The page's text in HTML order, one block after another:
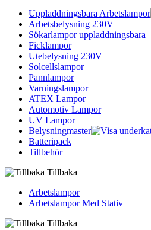
Uppladdningsbara Arbetslampor
Arbetsbelysning 230V
Sökarlampor uppladdningsbara
Ficklampor
Utebelysning 230V
Solcellslampor
Pannlampor
Varningslampor
ATEX Lampor
Automotiv Lampor
UV Lampor
Belysningmaster
Batteripack
Tillbehör
Tillbaka
Arbetslampor
Arbetslampor Med Stativ
Tillbaka